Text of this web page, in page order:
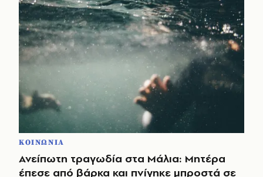
ΚΟΙΝΩΝΙΑ
Ανείπωτη τραγωδία στα Μάλια: Μητέρα
έπεσε από βάρκα και πνίγηκε μπροστά σε